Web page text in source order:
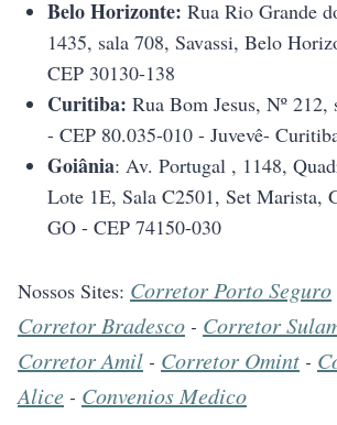
Belo Horizonte: Rua Rio Grande
1435, sala 708, Savassi, Belo
CEP 30130-138
Curitiba: Rua Bom Jesus, Nº 212,
- CEP 80.035-010 - Juvevê-
Goiânia: Av. Portugal , 1148,
Lote 1E, Sala C2501, Set Marista,
GO - CEP 74150-030
Nossos Sites: Corretor Porto Seguro
Corretor Bradesco - Corretor
Corretor Amil - Corretor Omint -
Alice - Convenios Medico